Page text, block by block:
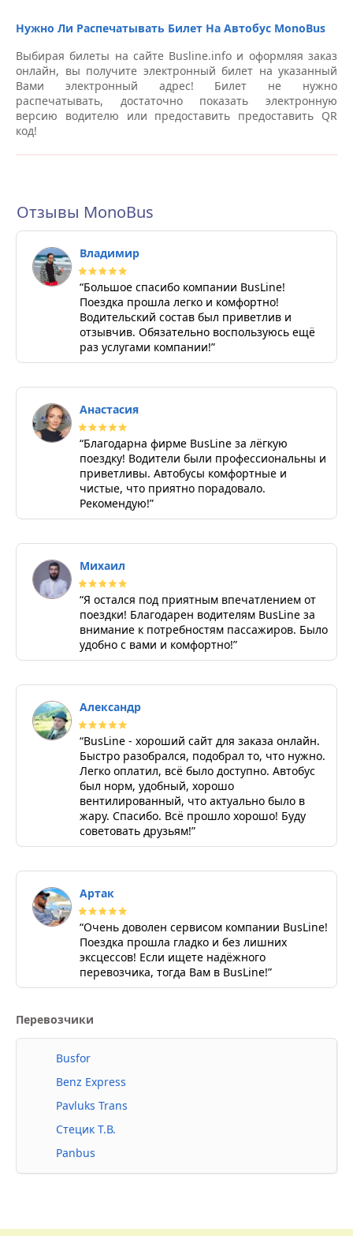
Нужно Ли Распечатывать Билет На Автобус MonoBus
Выбирая билеты на сайте Busline.info и оформляя заказ
онлайн, вы получите электронный билет на указанный
Вами электронный адрес! Билет не нужно
распечатывать, достаточно показать электронную
версию водителю или предоставить предоставить QR
код!
Отзывы MonoBus
Владимир
“Большое спасибо компании BusLine!
Поездка прошла легко и комфортно!
Водительский состав был приветлив и
отзывчив. Обязательно воспользуюсь ещё
раз услугами компании!”
Анастасия
“Благодарна фирме BusLine за лёгкую
поездку! Водители были профессиональны и
приветливы. Автобусы комфортные и
чистые, что приятно порадовало.
Рекомендую!”
Михаил
“Я остался под приятным впечатлением от
поездки! Благодарен водителям BusLine за
внимание к потребностям пассажиров. Было
удобно с вами и комфортно!”
Александр
“BusLine - хороший сайт для заказа онлайн.
Быстро разобрался, подобрал то, что нужно.
Легко оплатил, всё было доступно. Автобус
был норм, удобный, хорошо
вентилированный, что актуально было в
жару. Спасибо. Всё прошло хорошо! Буду
советовать друзьям!”
Артак
“Очень доволен сервисом компании BusLine!
Поездка прошла гладко и без лишних
эксцессов! Если ищете надёжного
перевозчика, тогда Вам в BusLine!”
Перевозчики
Busfor
Benz Express
Pavluks Trans
Стецик Т.В.
Panbus